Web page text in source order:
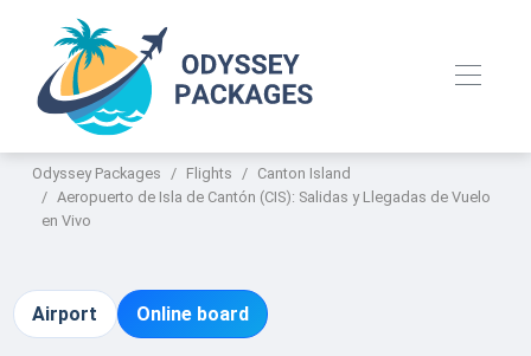
Odyssey Packages Flights
Canton Island
Aeropuerto de Isla de Cantón (CIS): Salidas y Llegadas de Vuelo
en Vivo
Airport Online board